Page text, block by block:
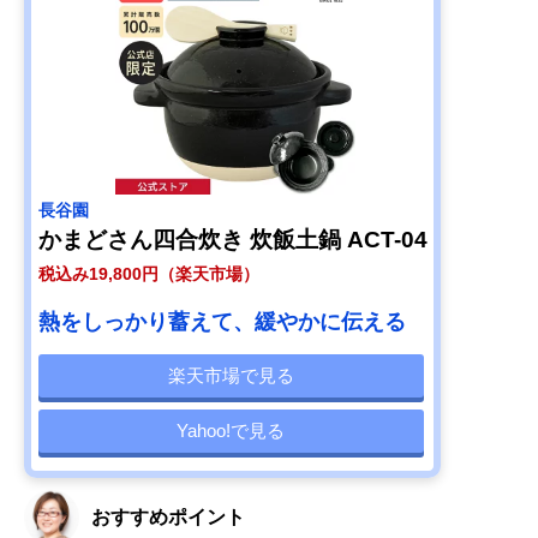
長谷園
かまどさん四合炊き 炊飯土鍋 ACT-04
税込み19,800円（楽天市場）
熱をしっかり蓄えて、緩やかに伝える
楽天市場で見る
Yahoo!で見る
おすすめポイント